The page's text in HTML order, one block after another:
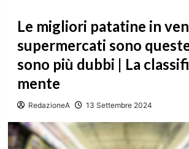
Le migliori patatine in
supermercati sono
sono più dubbi | La
mente
RedazioneA 13 Settembre 2024